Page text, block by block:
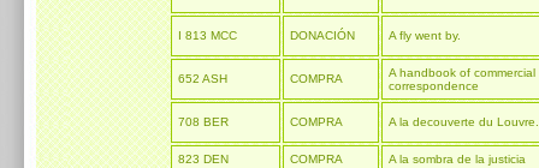
I 813 MCC DONACIÓN A fly went by.
652 ASH COMPRA
A handbook of commercial
correspondence
708 BER COMPRA A la decouverte du Louvre.
823 DEN COMPRA A la sombra de la justicia